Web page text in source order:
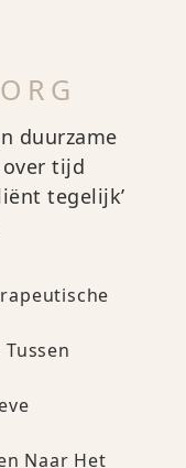
duurzame
tijd
tegelijk’
Naar Het